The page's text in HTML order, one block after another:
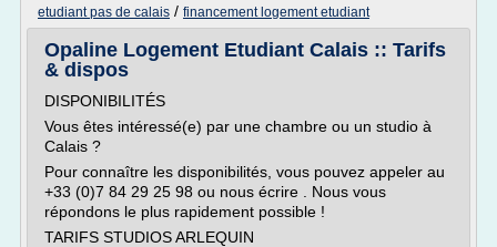
etudiant pas de calais / financement logement etudiant
Opaline Logement Etudiant Calais :: Tarifs
& dispos
DISPONIBILITÉS
Vous êtes intéressé(e) par une chambre ou un studio à
Calais ?
Pour connaître les disponibilités, vous pouvez appeler au
+33 (0)7 84 29 25 98 ou nous écrire . Nous vous
répondons le plus rapidement possible !
TARIFS STUDIOS ARLEQUIN